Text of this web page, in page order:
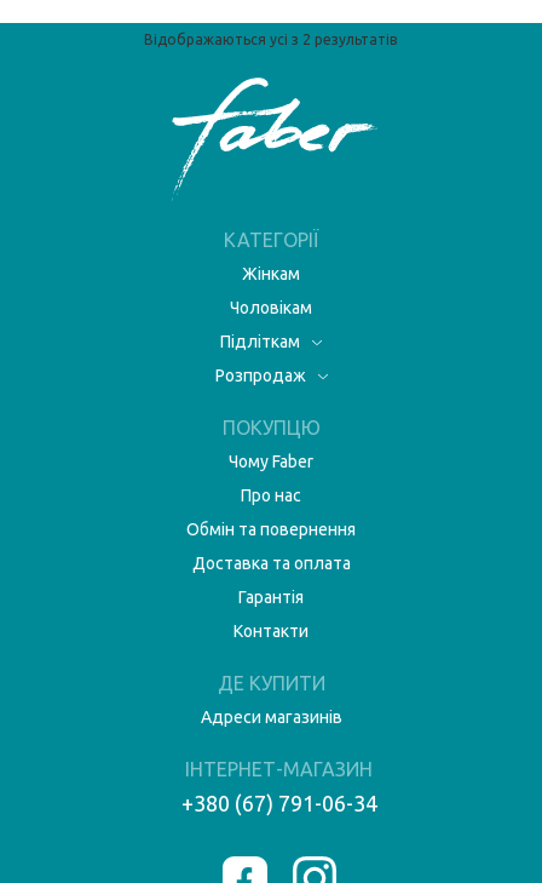
Відображаються усі з 2 результатів
КАТЕГОРІЇ
Жінкам
Чоловікам
Підліткам
Розпродаж
ПОКУПЦЮ
Чому Faber
Про нас
Обмін та повернення
Доставка та оплата
Гарантія
Контакти
ДЕ КУПИТИ
Адреси магазинів
ІНТЕРНЕТ-МАГАЗИН
+380 (67) 791-06-34